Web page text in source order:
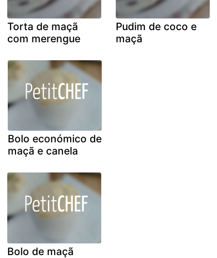
Torta de maçã
com merengue
Pudim de coco e
maçã
Bolo económico de
maçã e canela
Bolo de maçã